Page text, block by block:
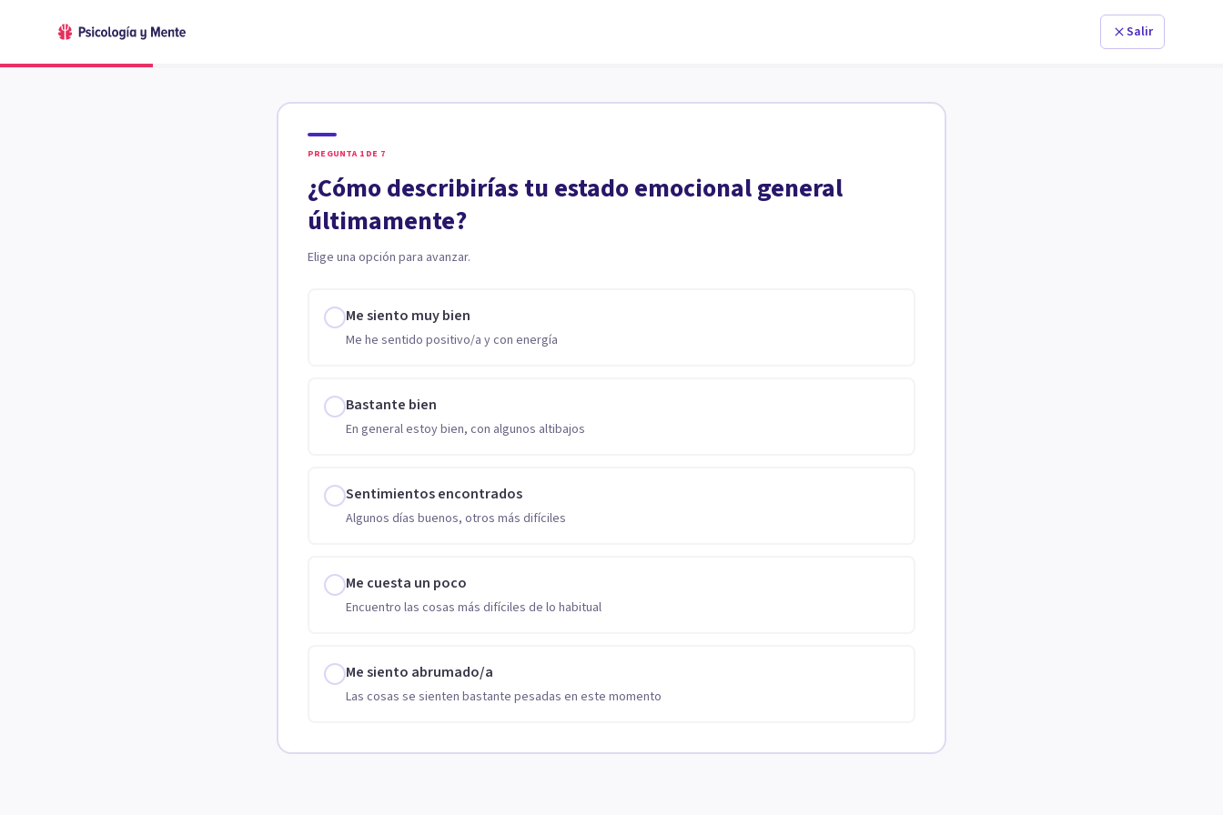
Salir
PREGUNTA 1 DE 7
¿Cómo describirías tu estado emocional general
últimamente?
Elige una opción para avanzar.
Me siento muy bien
Me he sentido positivo/a y con energía
Bastante bien
En general estoy bien, con algunos altibajos
Sentimientos encontrados
Algunos días buenos, otros más difíciles
Me cuesta un poco
Encuentro las cosas más difíciles de lo habitual
Me siento abrumado/a
Las cosas se sienten bastante pesadas en este momento